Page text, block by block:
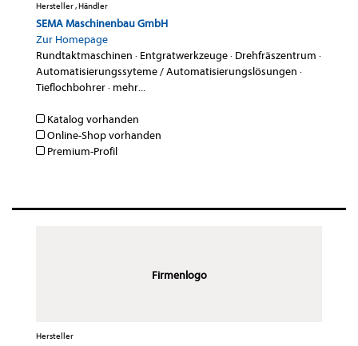
Hersteller , Händler
SEMA Maschinenbau GmbH
Zur Homepage
Rundtaktmaschinen · Entgratwerkzeuge· Drehfräszentrum ·
Automatisierungssyteme / Automatisierungslösungen ·
Tieflochbohrer· mehr...
Katalog vorhanden
Online-Shop vorhanden
Premium-Profil
Firmenlogo
Hersteller